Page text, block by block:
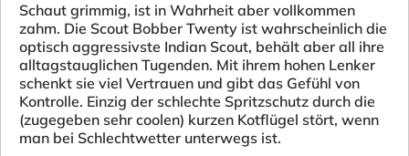
Schaut grimmig, ist in Wahrheit aber vollkommen
zahm. Die Scout Bobber Twenty ist wahrscheinlich die
optisch aggressivste Indian Scout, behält aber all ihre
alltagstauglichen Tugenden. Mit ihrem hohen Lenker
schenkt sie viel Vertrauen und gibt das Gefühl von
Kontrolle. Einzig der schlechte Spritzschutz durch die
(zugegeben sehr coolen) kurzen Kotflügel stört, wenn
man bei Schlechtwetter unterwegs ist.